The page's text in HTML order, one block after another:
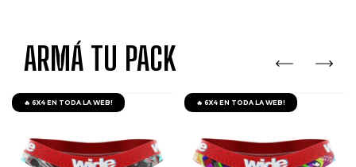
ARMÁ TU PACK
🔥 6X4 EN TODA LA WEB! 🔥 6X4 EN TODA LA WEB!